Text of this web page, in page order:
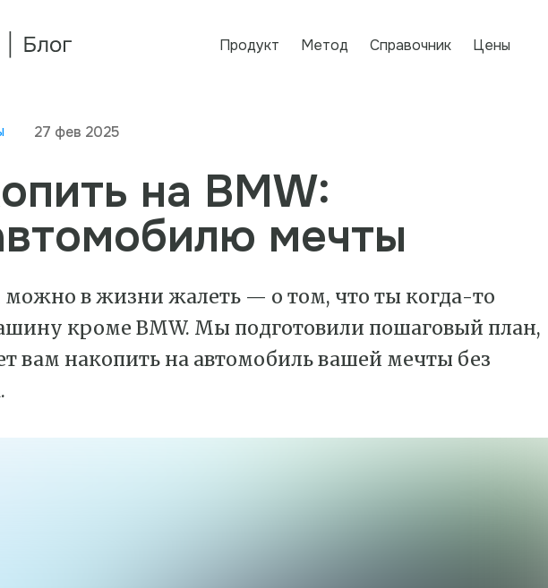
Продукт Метод Справочник Цены
27 фев 2025
на BMW:
мечты
можно в жизни жалеть — о том, что ты когда-то
кроме BMW. Мы подготовили пошаговый план,
вам накопить на автомобиль вашей мечты без